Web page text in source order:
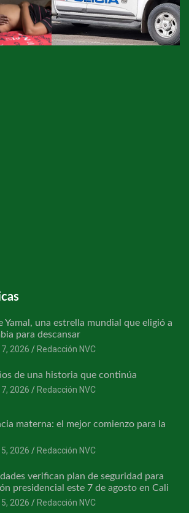
Yamal, una estrella mundial que eligió a
para descansar
2026
Redacción NVC
de una historia que continúa
2026
Redacción NVC
materna: el mejor comienzo para la
2026
Redacción NVC
verifican plan de seguridad para
presidencial este 7 de agosto en Cali
2026
Redacción NVC